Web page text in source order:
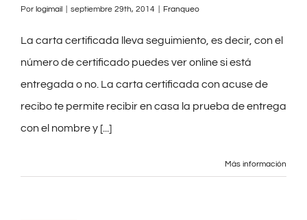
Preguntas Frecuentes
Blog
Contacto
Por logimail septiembre 29th, 2014 Franqueo
La carta certificada lleva seguimiento, es decir, con el
número de certificado puedes ver online si está
entregada o no. La carta certificada con acuse de
recibo te permite recibir en casa la prueba de entrega
con el nombre y [...]
Más información